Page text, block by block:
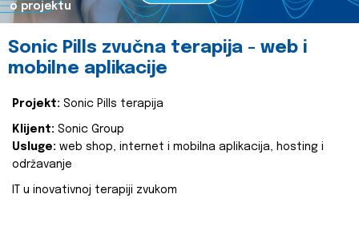
o projektu
Sonic Pills zvučna terapija - web i
mobilne aplikacije
Projekt: Sonic Pills terapija
Klijent: Sonic Group
Usluge: web shop, internet i mobilna aplikacija, hosting i
održavanje
IT u inovativnoj terapiji zvukom